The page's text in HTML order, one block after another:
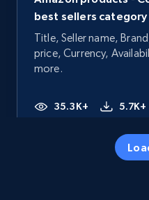
best sellers category
Title, Seller name,
price, Currency,
more.
35.3K+ 5.7K+